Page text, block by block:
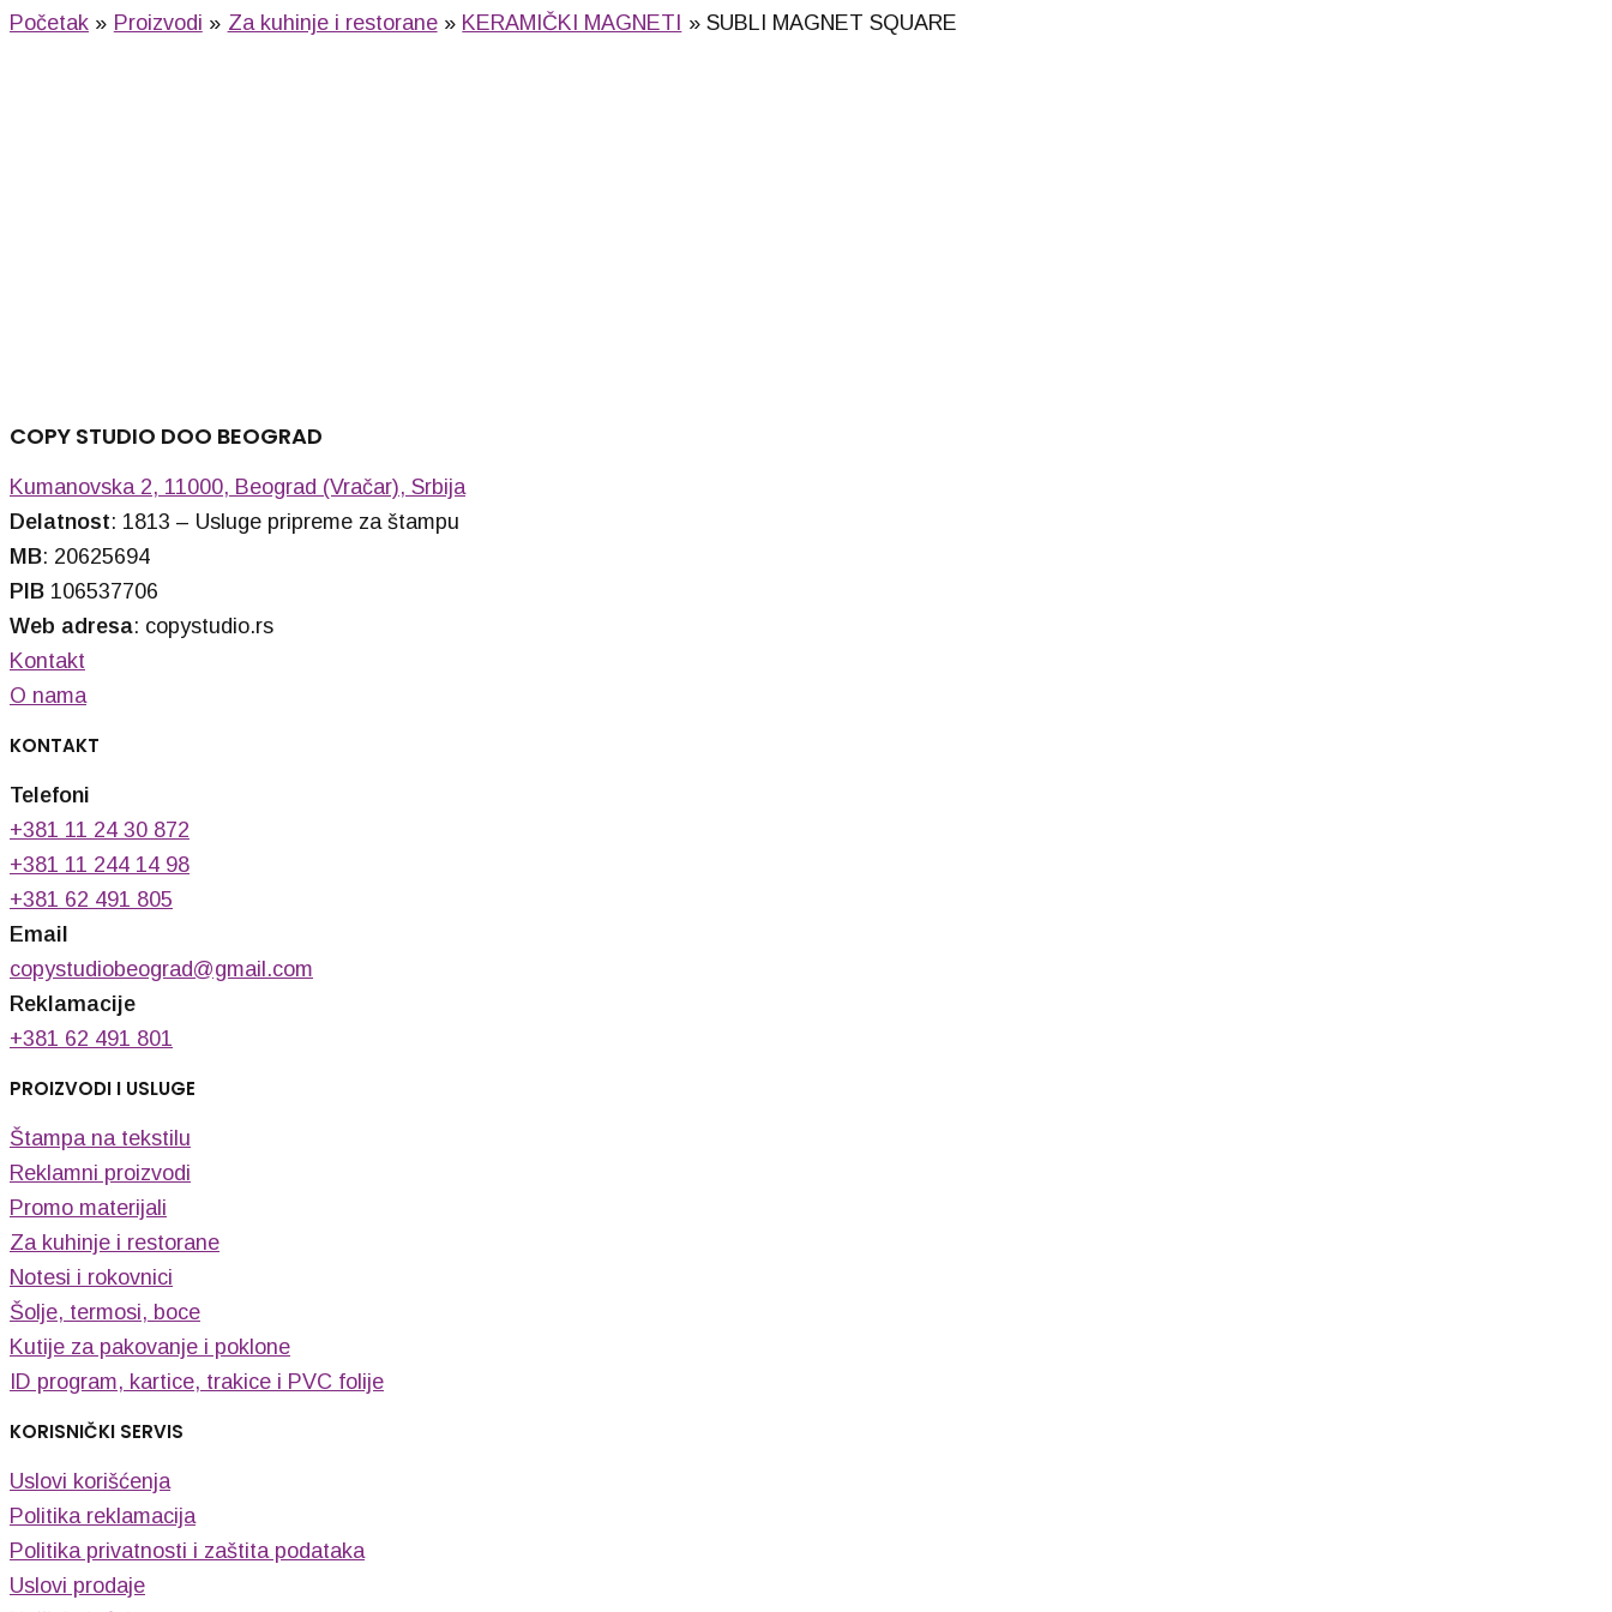
Početak Proizvodi Za kuhinje i restorane KERAMIČKI MAGNETI SUBLI MAGNET SQUARE
COPY STUDIO DOO BEOGRAD
Kumanovska 2, 11000, Beograd (Vračar), Srbija
Delatnost: 1813 – Usluge pripreme za štampu
MB: 20625694
PIB 106537706
Web adresa: copystudio.rs
Kontakt
O nama
KONTAKT
Telefoni
+381 11 24 30 872
+381 11 244 14 98
+381 62 491 805
Email
copystudiobeograd@gmail.com
Reklamacije
+381 62 491 801
PROIZVODI I USLUGE
Štampa na tekstilu
Reklamni proizvodi
Promo materijali
Za kuhinje i restorane
Notesi i rokovnici
Šolje, termosi, boce
Kutije za pakovanje i poklone
ID program, kartice, trakice i PVC folije
KORISNIČKI SERVIS
Uslovi korišćenja
Politika reklamacija
Politika privatnosti i zaštita podataka
Uslovi prodaje